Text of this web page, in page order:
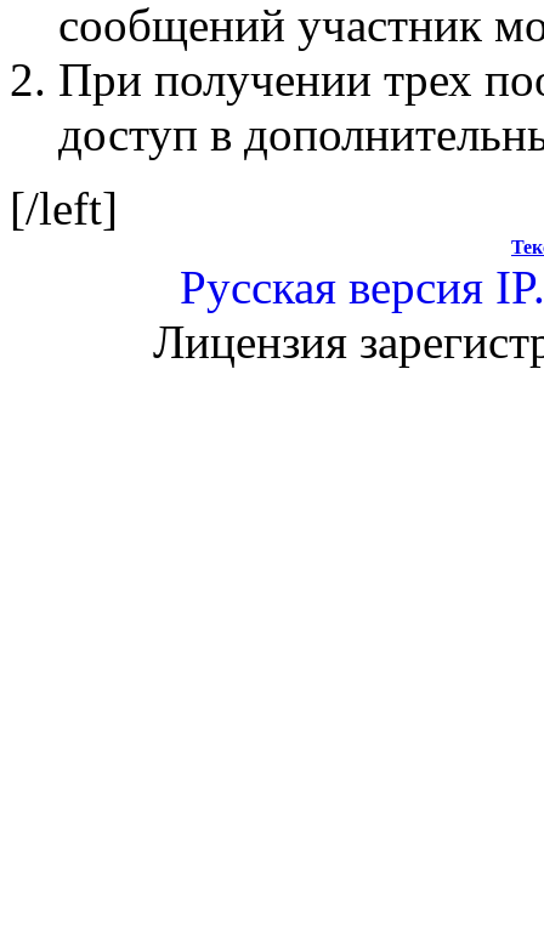
сообщений участник
При получении трех
доступ в
[/left]
Русская версия
Лицензия